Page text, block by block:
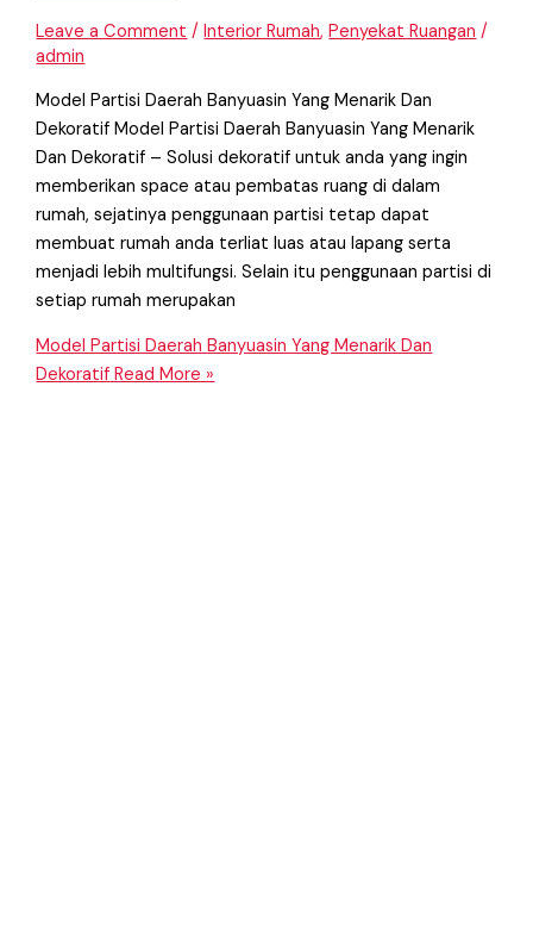
Leave a Comment /Interior Rumah,Penyekat Ruangan /
admin
Model Partisi Daerah Banyuasin Yang Menarik Dan
Dekoratif Model Partisi Daerah Banyuasin Yang Menarik
Dan Dekoratif – Solusi dekoratif untuk anda yang ingin
memberikan space atau pembatas ruang di dalam
rumah, sejatinya penggunaan partisi tetap dapat
membuat rumah anda terliat luas atau lapang serta
menjadi lebih multifungsi. Selain itu penggunaan partisi di
setiap rumah merupakan
Model Partisi Daerah Banyuasin Yang Menarik Dan
Dekoratif Read More »